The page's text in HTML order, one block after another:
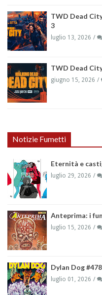
TWD Dead
3
luglio 13, 2026
TWD Dead
giugno 15, 2026
Notizie Fumetti
Eternità e
luglio 29, 2026
Anteprima: i
luglio 15, 2026
Dylan Dog
luglio 01, 2026